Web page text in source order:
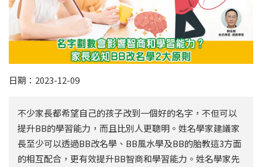
日期：2023-12-09
不少家長都希望自己的孩子改到一個好的名字，不但可以
提升BB的學習能力，而且比別人更聰明。姓名學家建議家
長至少可以透過BB改名學、BB風水學及BB的胎教這3方面
的相互配合，更有效提升BB智商和學習能力。姓名學家先